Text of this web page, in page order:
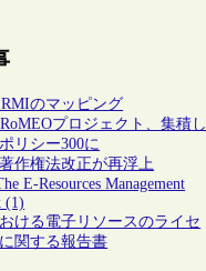
のマッピング
プロジェクト、集積し
リシー300に
作権法改正が再浮上
E-Resources Management
(1)
ける電子リソースのライセ
関する報告書